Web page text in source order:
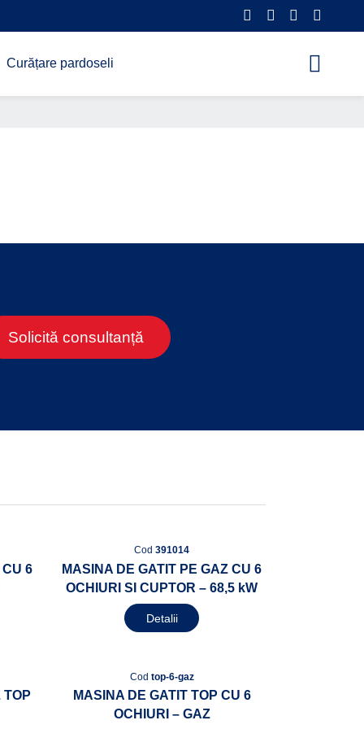
Curățare pardoseli
Solicită consultanță
CU 6
Cod391014
MASINA DE GATIT PE GAZ CU 6
OCHIURI SI CUPTOR – 68,5 kW
Detalii
TOP
Cod top-6-gaz
MASINA DE GATIT TOP CU 6
OCHIURI – GAZ